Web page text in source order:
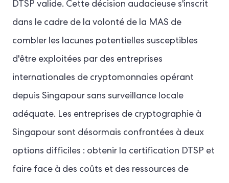
DTSP valide. Cette décision audacieuse s'inscrit
dans le cadre de la volonté de la MAS de
combler les lacunes potentielles susceptibles
d'être exploitées par des entreprises
internationales de cryptomonnaies opérant
depuis Singapour sans surveillance locale
adéquate. Les entreprises de cryptographie à
Singapour sont désormais confrontées à deux
options difficiles : obtenir la certification DTSP et
faire face à des coûts et des ressources de